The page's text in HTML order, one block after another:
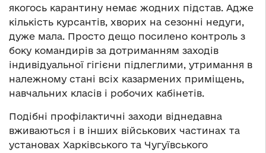
якогось карантину немає жодних підстав. Адже
кількість курсантів, хворих на сезонні недуги,
дуже мала. Просто дещо посилено контроль з
боку командирів за дотриманням заходів
індивідуальної гігієни підлеглими, утримання в
належному стані всіх казармених приміщень,
навчальних класів і робочих кабінетів.
Подібні профілактичні заходи віднедавна
вживаються і в інших військових частинах та
установах Харківського та Чугуївського